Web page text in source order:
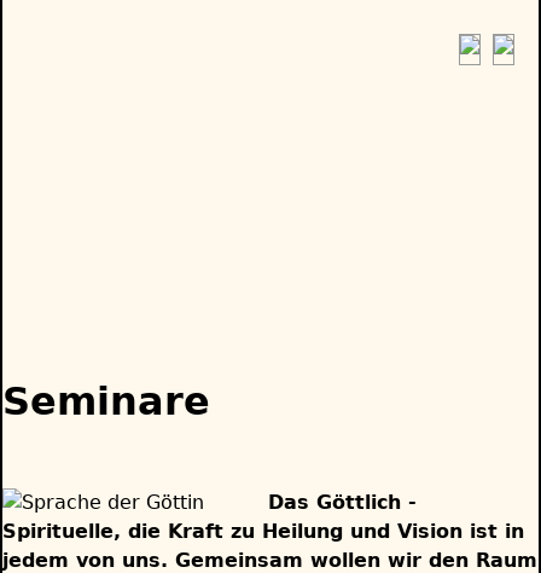
to
top
Seminare
Das Göttlich -
Spirituelle, die Kraft zu Heilung und Vision ist in
jedem von uns. Gemeinsam wollen wir den Raum